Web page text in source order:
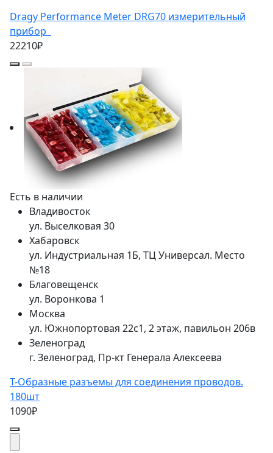
Dragy Performance Meter DRG70 измерительный
прибор
22210₽
Есть в наличии
Владивосток
ул. Выселковая 30
Хабаровск
ул. Индустриальная 1Б, ТЦ Универсал. Место
№18
Благовещенск
ул. Воронкова 1
Москва
ул. Южнопортовая 22с1, 2 этаж, павильон 206в
Зеленоград
г. Зеленоград, Пр-кт Генерала Алексеева
Т-Образные разъемы для соединения проводов.
180шт
1090₽